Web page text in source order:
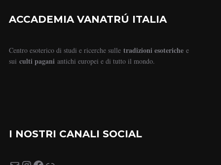
ACCADEMIA VANATRÚ ITALIA
Centro esoterico di studi e ricerche sulletradizioni esoterichee
sui culti pagani antichi europei e di tutto il mondo.
I NOSTRI CANALI SOCIAL